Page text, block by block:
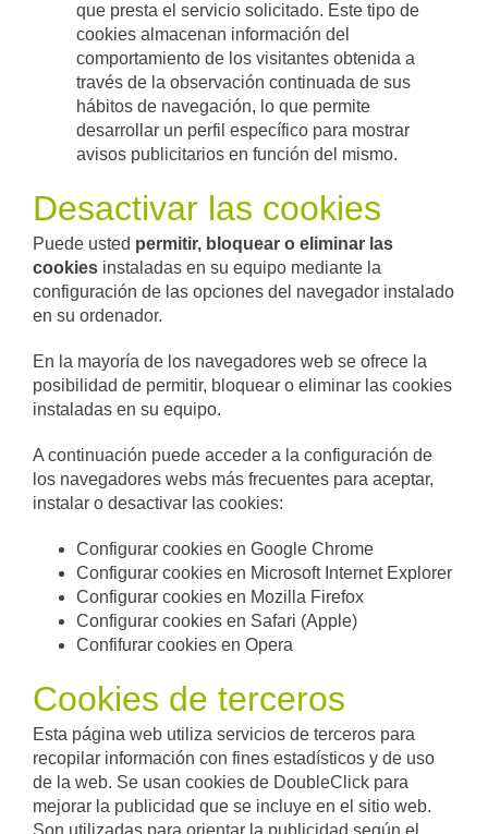
que presta el servicio solicitado. Este tipo de
cookies almacenan información del
comportamiento de los visitantes obtenida a
través de la observación continuada de sus
hábitos de navegación, lo que permite
desarrollar un perfil específico para mostrar
avisos publicitarios en función del mismo.
Desactivar las cookies
Puede usted permitir, bloquear o eliminar las
cookies instaladas en su equipo mediante la
configuración de las opciones del navegador instalado
en su ordenador.
En la mayoría de los navegadores web se ofrece la
posibilidad de permitir, bloquear o eliminar las cookies
instaladas en su equipo.
A continuación puede acceder a la configuración de
los navegadores webs más frecuentes para aceptar,
instalar o desactivar las cookies:
Configurar cookies en Google Chrome
Configurar cookies en Microsoft Internet Explorer
Configurar cookies en Mozilla Firefox
Configurar cookies en Safari (Apple)
Confifurar cookies en Opera
Cookies de terceros
Esta página web utiliza servicios de terceros para
recopilar información con fines estadísticos y de uso
de la web. Se usan cookies de DoubleClick para
mejorar la publicidad que se incluye en el sitio web.